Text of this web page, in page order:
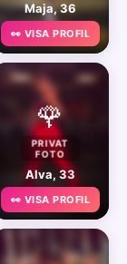
Maja, 36
👀 VISA PROFIL
🌹
PRIVAT
FOTO
Alva, 33
👀 VISA PROFIL